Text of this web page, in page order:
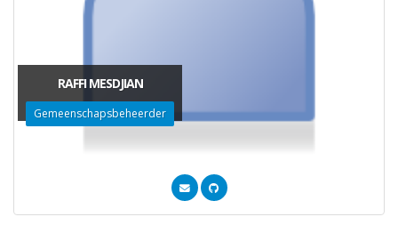
RAFFI MESDJIAN
Gemeenschapsbeheerder